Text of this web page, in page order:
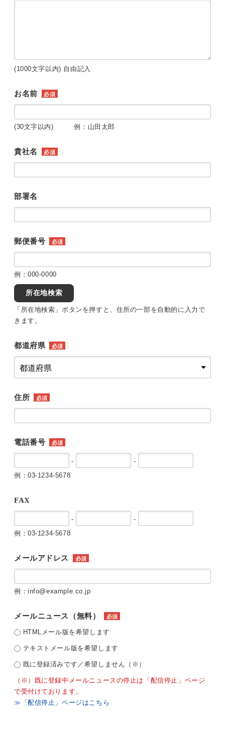
(1000文字以内) 自由記入
お名前 必須
(30文字以内) 例：山田太郎
貴社名 必須
部署名
郵便番号 必須
例：000-0000
所在地検索
「所在地検索」ボタンを押すと、住所の一部を自動的に入力で
きます。
都道府県 必須
住所 必須
電話番号 必須
-
-
例：03-1234-5678
FAX
-
-
例：03-1234-5678
メールアドレス 必須
例：info@example.co.jp
メールニュース（無料） 必須
HTMLメール版を希望します
テキストメール版を希望します
既に登録済みです／希望しません（※）
（※）既に登録中メールニュースの停止は「配信停止」ページ
で受付けております。
≫「配信停止」ページはこちら